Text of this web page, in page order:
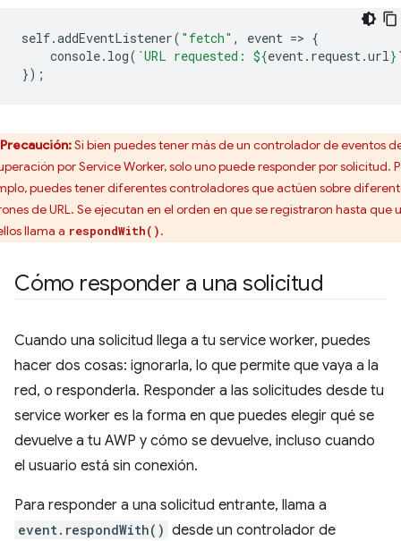
self.addEventListener( "fetch" , event => {
console. log( `URL requested: ${event. request.url}
});
Precaución:Si bien puedes tener más de un controlador de eventos
por Service Worker, solo uno puede responder por solicitud.
puedes tener diferentes controladores que actúen sobre
de URL. Se ejecutan en el orden en que se registraron hasta que
llama a respondWith().
Cómo responder a una solicitud
Cuando una solicitud llega a tu service worker, puedes
hacer dos cosas: ignorarla, lo que permite que vaya a la
red, o responderla. Responder a las solicitudes desde tu
service worker es la forma en que puedes elegir qué se
devuelve a tu AWP y cómo se devuelve, incluso cuando
el usuario está sin conexión.
Para responder a una solicitud entrante, llama a
event.respondWith() desde un controlador de